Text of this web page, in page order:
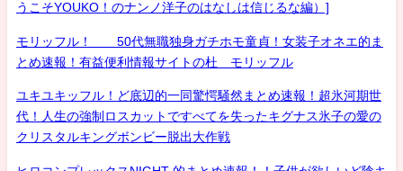
うこそYOUKO！のナンノ洋子のはなしは信じるな編）]
モリッフル！ 50代無職独身ガチホモ童貞！女装子オネエ的ま
とめ速報！有益便利情報サイトの杜 モリッフル
ユキユキッフル！ど底辺的一同驚愕騒然まとめ速報！超氷河期世
代！人生の強制ロスカットですべてを失ったキグナス氷子の愛の
クリスタルキングボンビー脱出大作戦